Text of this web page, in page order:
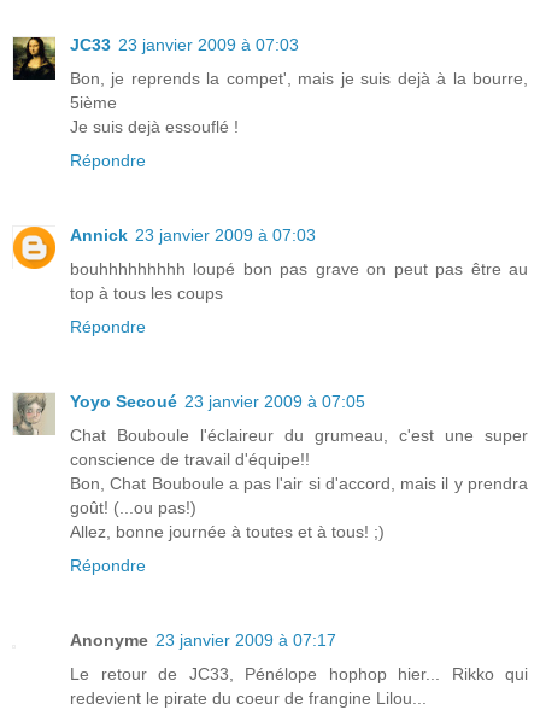
JC33 23 janvier 2009 à 07:03
Bon, je reprends la compet', mais je suis dejà à la bourre,
5ième
Je suis dejà essouflé !
Répondre
Annick 23 janvier 2009 à 07:03
bouhhhhhhhhh loupé bon pas grave on peut pas être au
top à tous les coups
Répondre
Yoyo Secoué 23 janvier 2009 à 07:05
Chat Bouboule l'éclaireur du grumeau, c'est une super
conscience de travail d'équipe!!
Bon, Chat Bouboule a pas l'air si d'accord, mais il y prendra
goût! (...ou pas!)
Allez, bonne journée à toutes et à tous! ;)
Répondre
Anonyme 23 janvier 2009 à 07:17
Le retour de JC33, Pénélope hophop hier... Rikko qui
redevient le pirate du coeur de frangine Lilou...